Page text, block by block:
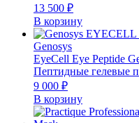
13 500 ₽
В корзину
Genosys
EyeCell Eye Peptide
Пептидные гелевые
9 000 ₽
В корзину